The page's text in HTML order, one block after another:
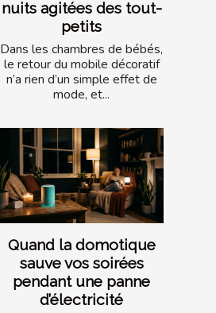
nuits agitées des tout-
petits
Dans les chambres de bébés,
le retour du mobile décoratif
n’a rien d’un simple effet de
mode, et...
Quand la domotique
sauve vos soirées
pendant une panne
d’électricité